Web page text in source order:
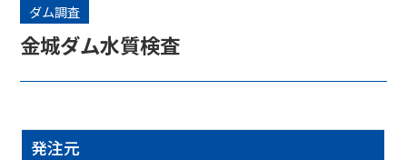
金城ダム水質検査
ダム調査
発注元